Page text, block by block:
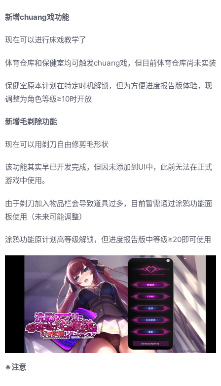
新增chuang戏功能
现在可以进行床戏教学了
体育仓库和保健室均可触发chuang戏，但目前体育仓库尚未实装
保健室原本计划在特定时机解锁，但为方便进度报告版体验，现
调整为角色等级≥10时开放
新增毛剃除功能
现在可以用剃刀自由修剪毛形状
该功能其实早已开发完成，但因未添加到UI中，此前无法在正式
游戏中使用。
由于剃刀加入物品栏会导致道具过多，目前暂需通过涂鸦功能面
板使用（未来可能调整）
涂鸦功能原计划高等级解锁，但进度报告版中等级≥20即可使用
※注意